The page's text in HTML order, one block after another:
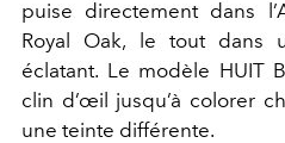
puise directement dans
Royal Oak, le tout dans
éclatant. Le modèle HUIT
clin d’œil jusqu’à colorer
une teinte différente.